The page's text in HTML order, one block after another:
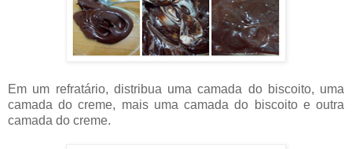
Em um refratário, distribua uma camada do biscoito, uma
camada do creme, mais uma camada do biscoito e outra
camada do creme.